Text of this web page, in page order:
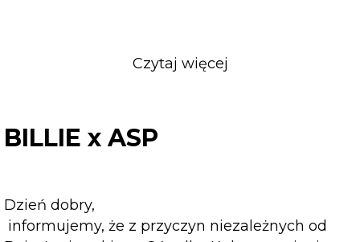
Czytaj więcej
BILLIE x ASP
Dzień dobry,
informujemy, że z przyczyn niezależnych od